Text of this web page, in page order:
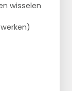
wisselen